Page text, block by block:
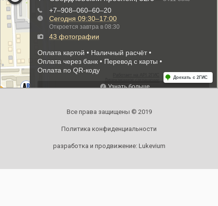
Все права защищены © 2019
Политика конфиденциальности
разработка и продвижение: Lukevium